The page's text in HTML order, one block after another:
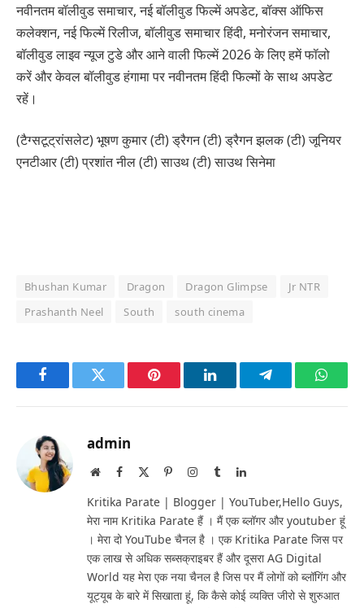
नवीनतम बॉलीवुड समाचार, नई बॉलीवुड फिल्में अपडेट, बॉक्स ऑफिस
कलेक्शन, नई फिल्में रिलीज, बॉलीवुड समाचार हिंदी, मनोरंजन समाचार,
बॉलीवुड लाइव न्यूज टुडे और आने वाली फिल्में 2026 के लिए हमें फॉलो
करें और केवल बॉलीवुड हंगामा पर नवीनतम हिंदी फिल्मों के साथ अपडेट
रहें।
(टैग्सटूट्रांसलेट) भूषण कुमार (टी) ड्रैगन (टी) ड्रैगन झलक (टी) जूनियर
एनटीआर (टी) प्रशांत नील (टी) साउथ (टी) साउथ सिनेमा
Bhushan Kumar Dragon Dragon Glimpse
Jr NTR
Prashanth Neel
South south cinema
FacebookTwitter Pinterest LinkedInTelegram
admin
WebsiteFacebook PinterestInstagram
TumblrLinkedIn
Kritika Parate | Blogger | YouTuber,Hello Guys,
मेरा नाम Kritika Parate हैं । मैं एक ब्लॉगर और youtuber हूं
। मेरा दो YouTube चैनल है । एक Kritika Parate जिस पर
एक लाख से अधिक सब्सक्राइबर हैं और दूसरा AG Digital
World यह मेरा एक नया चैनल है जिस पर मैं लोगों को ब्लॉगिंग और
यूट्यूब के बारे में सिखाता हूं, कि कैसे कोई व्यक्ति जीरो से शुरुआत